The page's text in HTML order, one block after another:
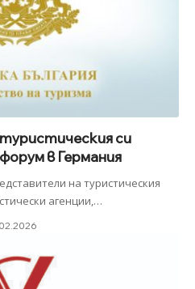
си
в Германия
на туристическия
агенции,…